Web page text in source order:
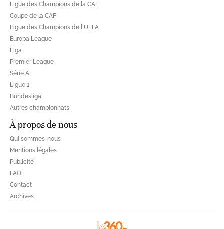
Ligue des Champions de la CAF
Coupe de la CAF
Ligue des Champions de l'UEFA
Europa League
Liga
Premier League
Série A
Ligue 1
Bundesliga
Autres championnats
À propos de nous
Qui sommes-nous
Mentions légales
Publicité
FAQ
Contact
Archives